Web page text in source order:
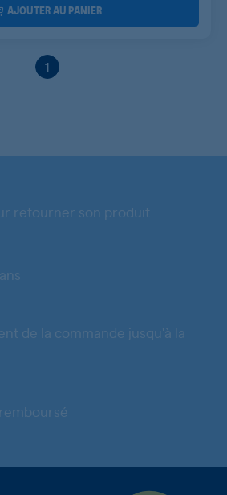
AJOUTER AU PANIER
1
retourner son produit
de la commande jusqu'à la